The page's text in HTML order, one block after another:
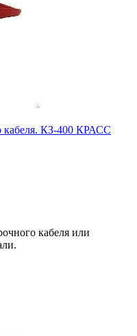
кабеля. КЗ-400 КРАСС
кабеля или